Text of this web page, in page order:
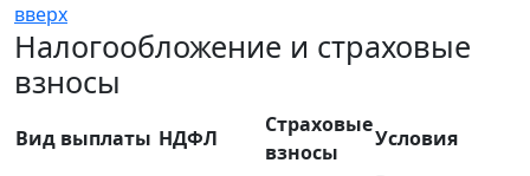
вверх
Налогообложение и страховые
взносы
Вид выплаты НДФЛ
Страховые
взносы
Условия